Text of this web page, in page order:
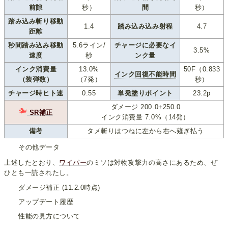
前隙
秒）
間
秒）
踏み込み斬り移動
距離
1.4 踏み込み込み射程 4.7
秒間踏み込み移動
速度
5.6ライン/
秒
チャージに必要なイ
ンク量
3.5%
インク消費量
（装弾数）
13.0%
（7発）
インク回復不能時間
50F（0.833
秒）
チャージ時ヒト速
0.55 単発塗りポイント 23.2p
SR補正
ダメージ 200.0+250.0
インク消費量 7.0%（14発）
備考
タメ斬りはつねに左から右へ薙ぎ払う
その他データ
上述したとおり、 ワイパーのミソは対物攻撃力の高さにあるため、ぜ
ひとも一読されたし。
ダメージ補正 (11.2.0時点)
アップデート履歴
性能の見方について